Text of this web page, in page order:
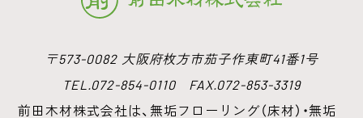
〒573-0082 大阪府枚方市茄子作東町41番1号
TEL.072-854-0110 FAX.072-853-3319
前田木材株式会社は、無垢フローリング（床材）・無垢